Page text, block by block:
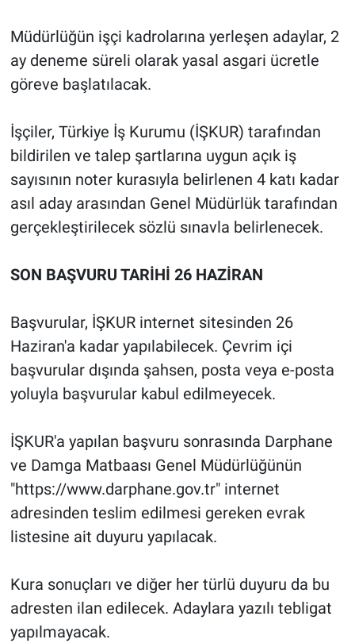
Müdürlüğün işçi kadrolarına yerleşen adaylar, 2
ay deneme süreli olarak yasal asgari ücretle
göreve başlatılacak.
İşçiler, Türkiye İş Kurumu (İŞKUR) tarafından
bildirilen ve talep şartlarına uygun açık iş
sayısının noter kurasıyla belirlenen 4 katı kadar
asıl aday arasından Genel Müdürlük tarafından
gerçekleştirilecek sözlü sınavla belirlenecek.
SON BAŞVURU TARİHİ 26 HAZİRAN
Başvurular, İŞKUR internet sitesinden 26
Haziran'a kadar yapılabilecek. Çevrim içi
başvurular dışında şahsen, posta veya e-posta
yoluyla başvurular kabul edilmeyecek.
İŞKUR'a yapılan başvuru sonrasında Darphane
ve Damga Matbaası Genel Müdürlüğünün
"https://www.darphane.gov.tr" internet
adresinden teslim edilmesi gereken evrak
listesine ait duyuru yapılacak.
Kura sonuçları ve diğer her türlü duyuru da bu
adresten ilan edilecek. Adaylara yazılı tebligat
yapılmayacak.